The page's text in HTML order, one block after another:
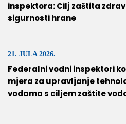
inspektora: Cilj zaštita
sigurnosti hrane
21. JULA 2026.
Federalni vodni inspektori
mjera za upravljanje
vodama s ciljem zaštite